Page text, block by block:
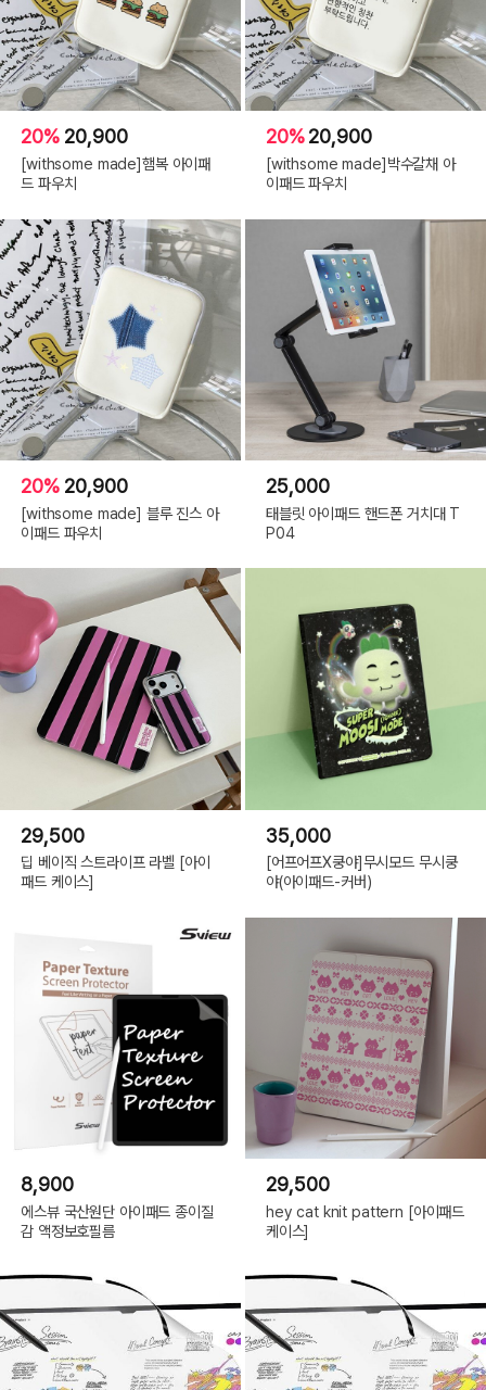
20% 20,900
[withsome made]햄복 아이패
드 파우치
20%20,900
[withsome made]박수갈채 아
이패드 파우치
20% 20,900
[withsome made] 블루 진스 아
이패드 파우치
25,000
태블릿 아이패드 핸드폰 거치대 T
P04
29,500
딥 베이직 스트라이프 라벨 [아이
패드 케이스]
35,000
[어프어프X쿵야]무시모드 무시쿵
야(아이패드-커버)
8,900
에스뷰 국산원단 아이패드 종이질
감 액정보호필름
29,500
hey cat knit pattern [아이패드
케이스]